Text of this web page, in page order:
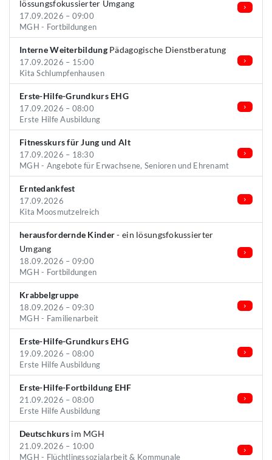
lössungsfokussierter Umgang
17.09.2026 – 09:00
MGH - Fortbildungen
Interne WeiterbildungPädagogische Dienstberatung
17.09.2026 – 15:00
Kita Schlumpfenhausen
Erste-Hilfe-Grundkurs EHG
17.09.2026 – 08:00
Erste Hilfe Ausbildung
Fitnesskurs für Jung und Alt
17.09.2026 – 18:30
MGH - Angebote für Erwachsene, Senioren und Ehrenamt
Erntedankfest
17.09.2026
Kita Moosmutzelreich
herausfordernde Kinder- ein lösungsfokussierter
Umgang
18.09.2026 – 09:00
MGH - Fortbildungen
Krabbelgruppe
18.09.2026 – 09:30
MGH - Familienarbeit
Erste-Hilfe-Grundkurs EHG
19.09.2026 – 08:00
Erste Hilfe Ausbildung
Erste-Hilfe-Fortbildung EHF
21.09.2026 – 08:00
Erste Hilfe Ausbildung
Deutschkurs im MGH
21.09.2026 – 10:00
MGH - Flüchtlingssozialarbeit & Kommunale